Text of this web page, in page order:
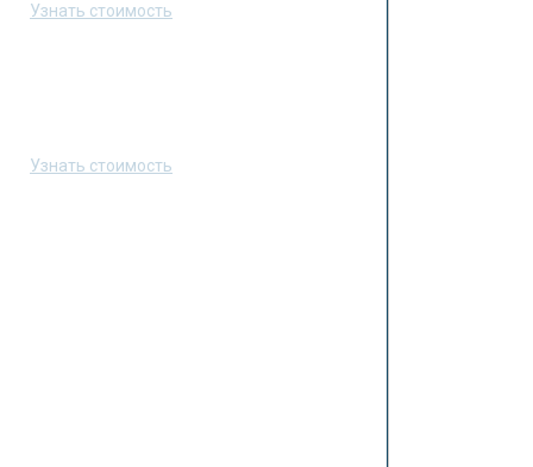
Узнать стоимость
Узнать стоимость